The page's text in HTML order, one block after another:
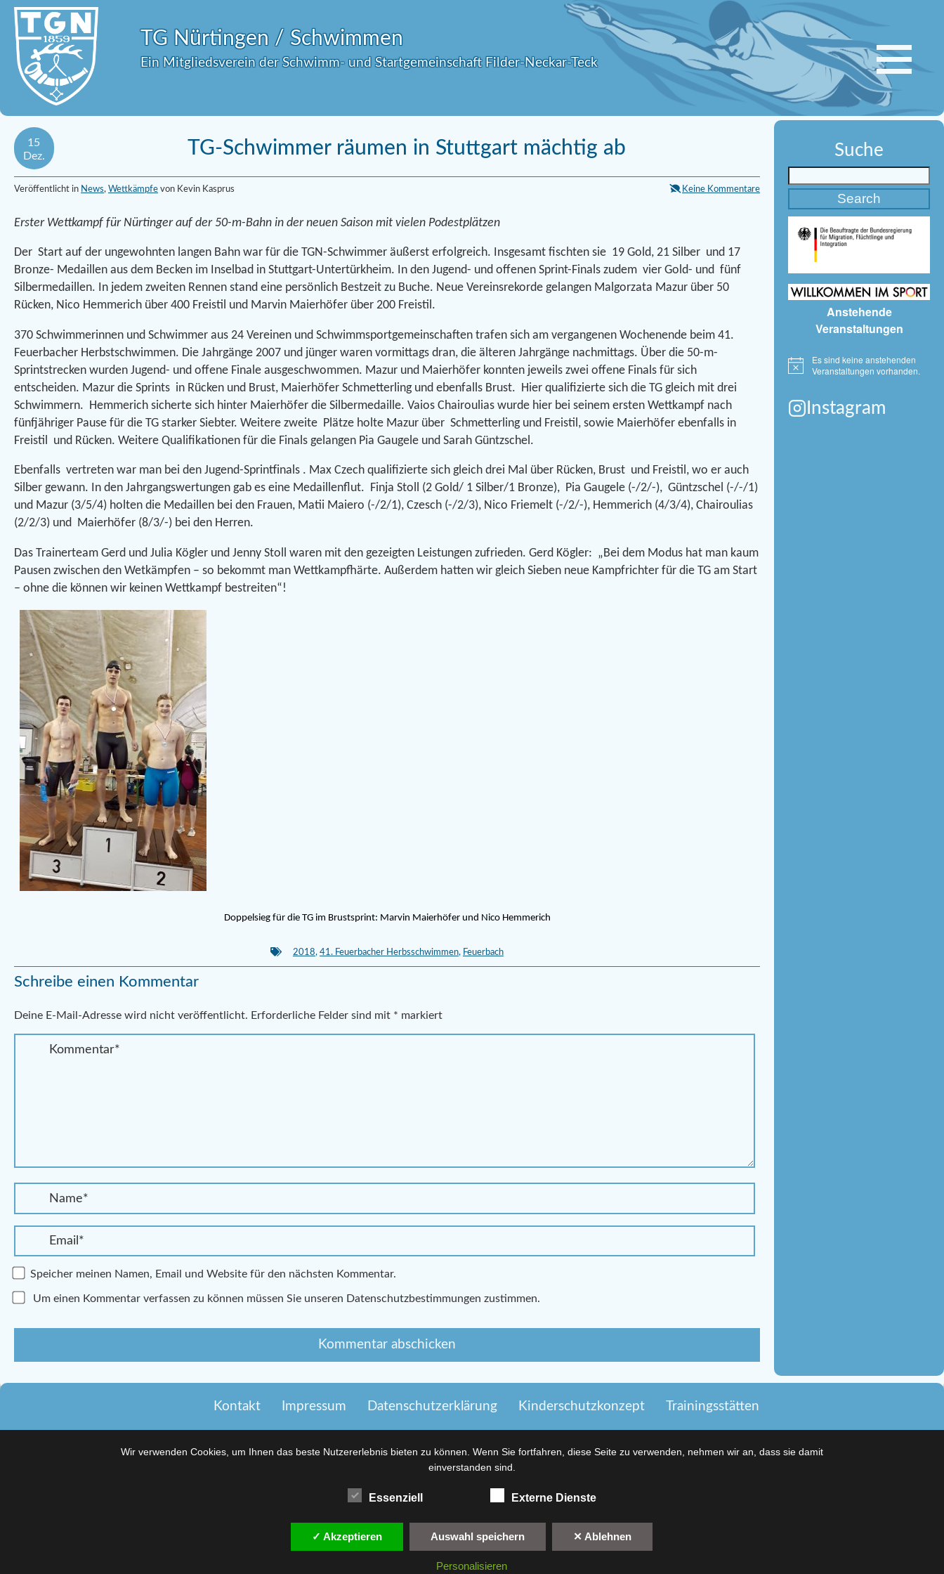
TG Nürtingen / Schwimmen
Ein Mitgliedsverein der Schwimm- und Startgemeinschaft Filder-Neckar-Teck
15
Dez.
TG-Schwimmer räumen in Stuttgart mächtig ab
Veröffentlicht in News, Wettkämpfe von Kevin Kasprus Keine Kommentare
Erster Wettkampf für Nürtinger auf der 50-m-Bahn in der neuen Saison mit vielen Podestplätzen
Der Start auf der ungewohnten langen Bahn war für die TGN-Schwimmer äußerst erfolgreich. Insgesamt fischten sie 19 Gold, 21 Silber und 17
Bronze- Medaillen aus dem Becken im Inselbad in Stuttgart-Untertürkheim. In den Jugend- und offenen Sprint-Finals zudem vier Gold- und fünf
Silbermedaillen. In jedem zweiten Rennen stand eine persönlich Bestzeit zu Buche. Neue Vereinsrekorde gelangen Malgorzata Mazur über 50
Rücken, Nico Hemmerich über 400 Freistil und Marvin Maierhöfer über 200 Freistil.
370 Schwimmerinnen und Schwimmer aus 24 Vereinen und Schwimmsportgemeinschaften trafen sich am vergangenen Wochenende beim 41.
Feuerbacher Herbstschwimmen. Die Jahrgänge 2007 und jünger waren vormittags dran, die älteren Jahrgänge nachmittags. Über die 50-m-
Sprintstrecken wurden Jugend- und offene Finale ausgeschwommen. Mazur und Maierhöfer konnten jeweils zwei offene Finals für sich
entscheiden. Mazur die Sprints in Rücken und Brust, Maierhöfer Schmetterling und ebenfalls Brust. Hier qualifizierte sich die TG gleich mit drei
Schwimmern. Hemmerich sicherte sich hinter Maierhöfer die Silbermedaille. Vaios Chairoulias wurde hier bei seinem ersten Wettkampf nach
fünfjähriger Pause für die TG starker Siebter. Weitere zweite Plätze holte Mazur über Schmetterling und Freistil, sowie Maierhöfer ebenfalls in
Freistil und Rücken. Weitere Qualifikationen für die Finals gelangen Pia Gaugele und Sarah Güntzschel.
Ebenfalls vertreten war man bei den Jugend-Sprintfinals . Max Czech qualifizierte sich gleich drei Mal über Rücken, Brust und Freistil, wo er auch
Silber gewann. In den Jahrgangswertungen gab es eine Medaillenflut. Finja Stoll (2 Gold/ 1 Silber/1 Bronze), Pia Gaugele (-/2/-), Güntzschel (-/-/1)
und Mazur (3/5/4) holten die Medaillen bei den Frauen, Matii Maiero (-/2/1), Czesch (-/2/3), Nico Friemelt (-/2/-), Hemmerich (4/3/4), Chairoulias
(2/2/3) und Maierhöfer (8/3/-) bei den Herren.
Das Trainerteam Gerd und Julia Kögler und Jenny Stoll waren mit den gezeigten Leistungen zufrieden. Gerd Kögler: „Bei dem Modus hat man kaum
Pausen zwischen den Wetkämpfen – so bekommt man Wettkampfhärte. Außerdem hatten wir gleich Sieben neue Kampfrichter für die TG am Start
– ohne die können wir keinen Wettkampf bestreiten“!
Doppelsieg für die TG im Brustsprint: Marvin Maierhöfer und Nico Hemmerich
2018, 41. Feuerbacher Herbsschwimmen, Feuerbach
Schreibe einen Kommentar
Deine E-Mail-Adresse wird nicht veröffentlicht. Erforderliche Felder sind mit * markiert
Speicher meinen Namen, Email und Website für den nächsten Kommentar.
Um einen Kommentar verfassen zu können müssen Sie unseren Datenschutzbestimmungen zustimmen.
Suche
Anstehende
Veranstaltungen
Hinweis
Es sind keine anstehenden
Veranstaltungen vorhanden.
Instagram
Kontakt Impressum Datenschutzerklärung Kinderschutzkonzept Trainingsstätten
Wir verwenden Cookies, um Ihnen das beste Nutzererlebnis bieten zu können. Wenn Sie fortfahren, diese Seite zu verwenden, nehmen wir an, dass sie damit
einverstanden sind.
Essenziell Externe Dienste
✓ Akzeptieren Auswahl speichern ✕ Ablehnen
Personalisieren